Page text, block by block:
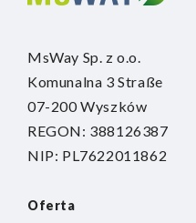
MsWay Sp. z o.o.
Komunalna 3 Straße
07-200 Wyszków
REGON: 388126387
NIP: PL7622011862
Oferta